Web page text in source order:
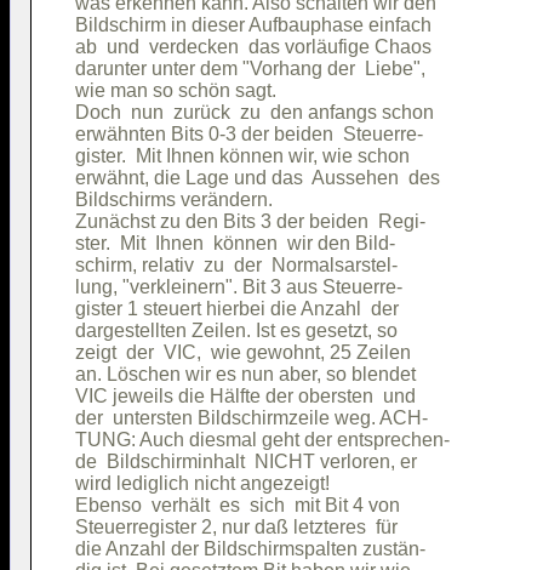
Bildschirm in dieser Aufbauphase einfach
ab  und  verdecken  das vorläufige Chaos
darunter unter dem "Vorhang der  Liebe",
wie man so schön sagt.
Doch  nun  zurück  zu  den anfangs schon
erwähnten Bits 0-3 der beiden  Steuerre-
gister.  Mit Ihnen können wir, wie schon
erwähnt, die Lage und das  Aussehen  des
Bildschirms verändern.
Zunächst zu den Bits 3 der beiden  Regi-
ster.  Mit  Ihnen  können  wir den Bild-
schirm, relativ  zu  der  Normalsarstel-
lung, "verkleinern". Bit 3 aus Steuerre-
gister 1 steuert hierbei die Anzahl  der
dargestellten Zeilen. Ist es gesetzt, so
zeigt  der  VIC,  wie gewohnt, 25 Zeilen
an. Löschen wir es nun aber, so blendet
VIC jeweils die Hälfte der obersten  und
der  untersten Bildschirmzeile weg. ACH-
TUNG: Auch diesmal geht der entsprechen-
de  Bildschirminhalt  NICHT verloren, er
wird lediglich nicht angezeigt!
Ebenso  verhält  es  sich  mit Bit 4 von
Steuerregister 2, nur daß letzteres  für
die Anzahl der Bildschirmspalten zustän-